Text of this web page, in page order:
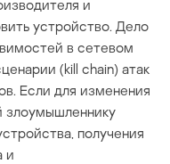
и
устройство. Дело
в сетевом
(kill chain) атак
Если для изменения
злоумышленнику
получения
и